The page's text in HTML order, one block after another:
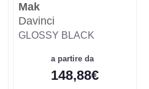
Mak
Davinci
GLOSSY BLACK
a partire da
148,88€